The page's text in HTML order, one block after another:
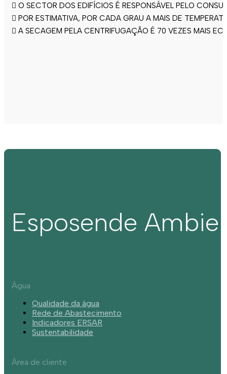
 O SECTOR DOS EDIFÍCIOS É RESPONSÁVEL PELO
 POR ESTIMATIVA, POR CADA GRAU A MAIS DE
 A SECAGEM PELA CENTRIFUGAÇÃO É 70 VEZES MAIS
Esposende
Água
Qualidade da água
Rede de Abastecimento
Indicadores ERSAR
Sustentabilidade
Área de cliente